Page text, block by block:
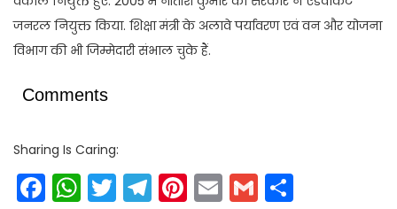
जनरल नियुक्त किया. शिक्षा मंत्री के अलावे पर्यावरण एवं वन और योजना
विभाग की भी जिम्मेदारी संभाल चुके हैं.
Comments
Sharing Is Caring:
Facebook
WhatsApp
Twitter
Telegram
Pinterest
EmailGmail